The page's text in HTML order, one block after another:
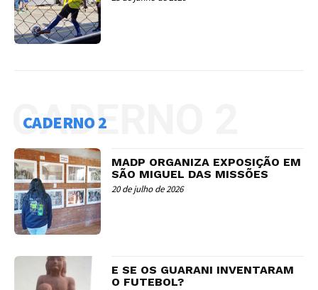
CADERNO 2
CADERNO 2
MADP ORGANIZA EXPOSIÇÃO EM
SÃO MIGUEL DAS MISSÕES
20 de julho de 2026
E SE OS GUARANI INVENTARAM
O FUTEBOL?